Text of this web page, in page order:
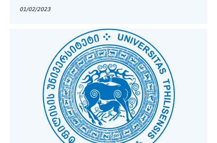
01/02/2023